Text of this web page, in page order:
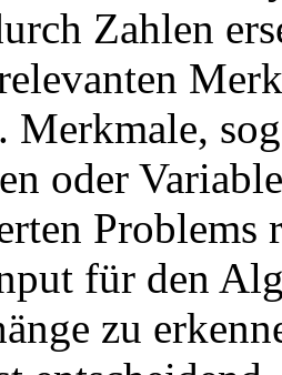
Zahlen
Merkmale,
oder
für den
zu